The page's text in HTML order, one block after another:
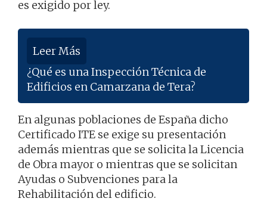
es exigido por ley.
Leer Más
¿Qué es una Inspección Técnica de
Edificios en Camarzana de Tera?
En algunas poblaciones de España dicho
Certificado ITE se exige su presentación
además mientras que se solicita la Licencia
de Obra mayor o mientras que se solicitan
Ayudas o Subvenciones para la
Rehabilitación del edificio.